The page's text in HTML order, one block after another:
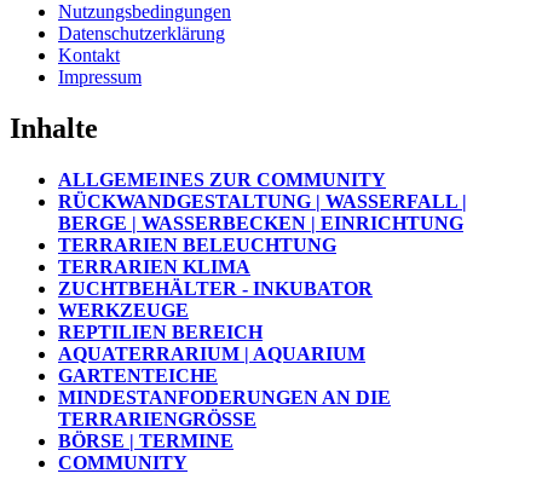
Nutzungsbedingungen
Datenschutzerklärung
Kontakt
Impressum
Inhalte
ALLGEMEINES ZUR COMMUNITY
RÜCKWANDGESTALTUNG | WASSERFALL |
BERGE | WASSERBECKEN | EINRICHTUNG
TERRARIEN BELEUCHTUNG
TERRARIEN KLIMA
ZUCHTBEHÄLTER - INKUBATOR
WERKZEUGE
REPTILIEN BEREICH
AQUATERRARIUM | AQUARIUM
GARTENTEICHE
MINDESTANFODERUNGEN AN DIE
TERRARIENGRÖSSE
BÖRSE | TERMINE
COMMUNITY